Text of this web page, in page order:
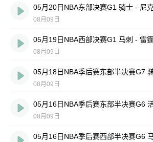
05月20日NBA东部决赛G1 骑士 - 尼
08月09日
05月19日NBA西部决赛G1 马刺 - 雷
08月09日
05月18日NBA季后赛东部半决赛G7
08月09日
05月16日NBA季后赛东部半决赛G6
08月09日